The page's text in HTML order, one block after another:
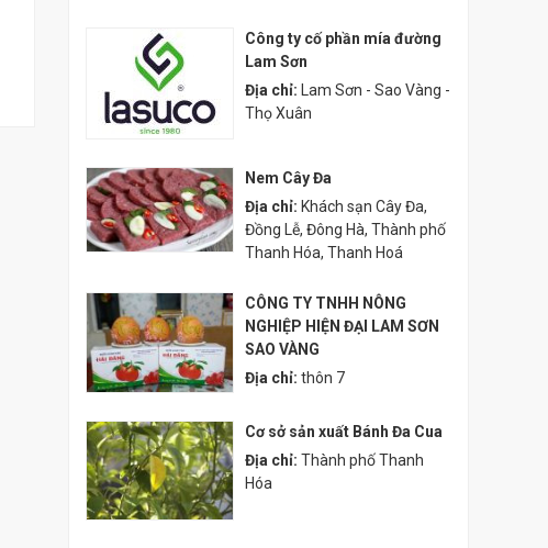
Công ty cố phần mía đường
Lam Sơn
Địa chỉ:
Lam Sơn - Sao Vàng -
Thọ Xuân
Nem Cây Đa
Địa chỉ: Khách sạn Cây Đa,
Đồng Lễ, Đông Hà, Thành phố
Thanh Hóa, Thanh Hoá
CÔNG TY TNHH NÔNG
NGHIỆP HIỆN ĐẠI LAM SƠN
SAO VÀNG
Địa chỉ: thôn 7
Cơ sở sản xuất Bánh Đa Cua
Địa chỉ: Thành phố Thanh
Hóa